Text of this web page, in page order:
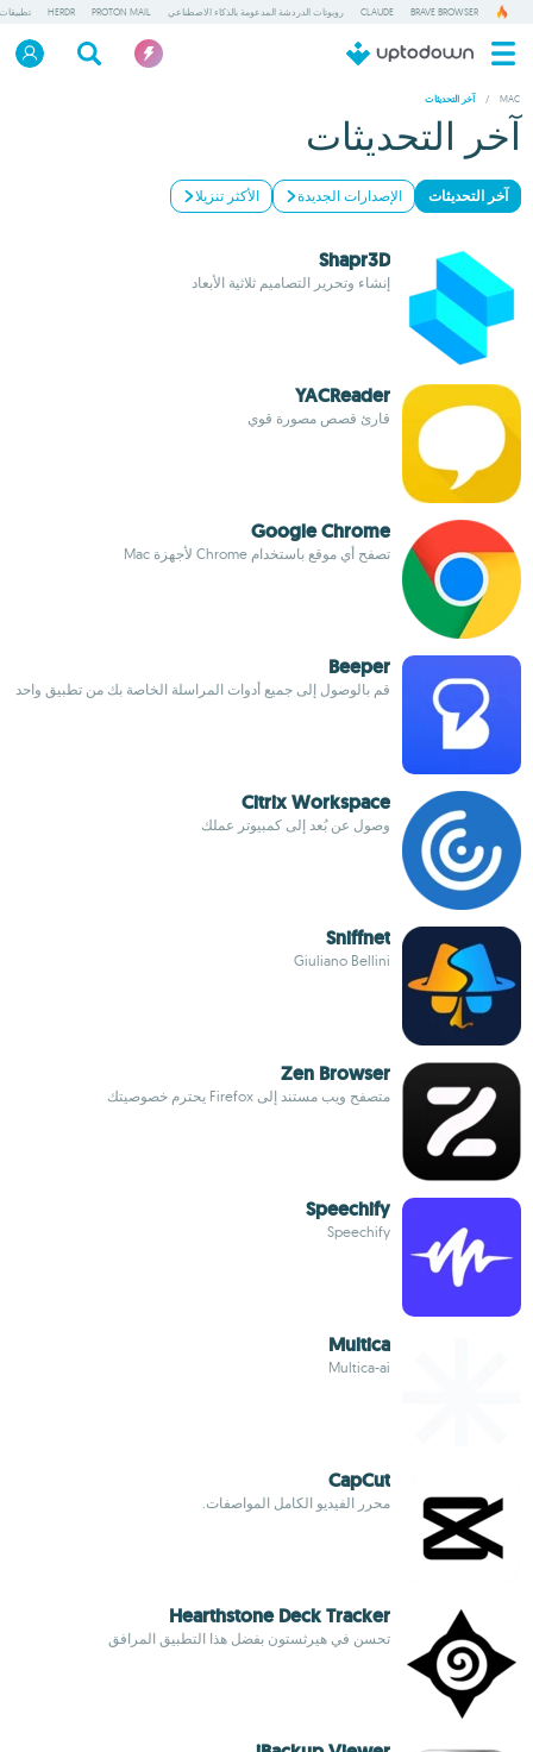
BRAVE BROWSER
CLAUDE روبوتات الدردشة المدعومة بالذكاء الاصطناعي PROTON MAIL
HERDR
MAC
/ آخر التحديثات
آخر التحديثات
آخر التحديثات الإصدارات الجديدة الأكثر تنزيلا
Shapr3D
إنشاء وتحرير التصاميم ثلاثية الأبعاد
YACReader
قارئ قصص مصورة قوي
Google Chrome
تصفح أي موقع باستخدام Chrome لأجهزة Mac
Beeper
قم بالوصول إلى جميع أدوات المراسلة الخاصة بك من تطبيق واحد
Citrix Workspace
وصول عن بُعد إلى كمبيوتر عملك
Sniffnet
Giuliano Bellini
Zen Browser
متصفح ويب مستند إلى Firefox يحترم خصوصيتك
Speechify
Speechify
Multica
Multica-ai
CapCut
محرر الفيديو الكامل المواصفات.
Hearthstone Deck Tracker
تحسن في هيرثستون بفضل هذا التطبيق المرافق